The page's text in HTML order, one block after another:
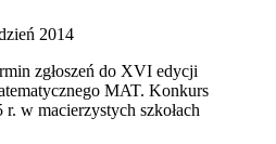
2014
zgłoszeń do XVI edycji
MAT. Konkurs
w macierzystych szkołach